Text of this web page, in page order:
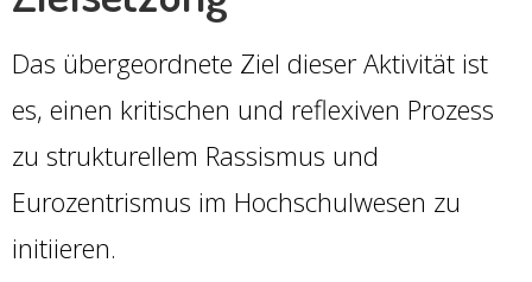
Das übergeordnete Ziel dieser Aktivität ist
es, einen kritischen und reflexiven Prozess
zu strukturellem Rassismus und
Eurozentrismus im Hochschulwesen zu
initiieren.